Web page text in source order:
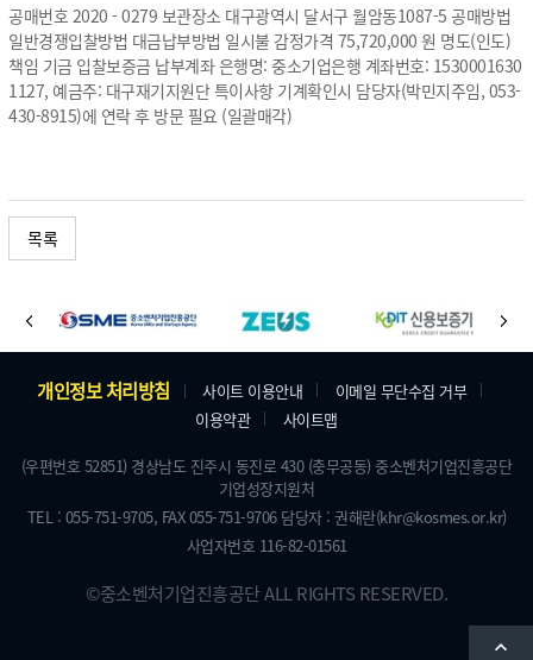
공매번호 2020 - 0279 보관장소 대구광역시 달서구 월암동1087-5 공매방법
일반경쟁입찰방법 대금납부방법 일시불 감정가격 75,720,000 원 명도(인도)
책임 기금 입찰보증금 납부계좌 은행명: 중소기업은행 계좌번호: 1530001630
1127, 예금주: 대구재기지원단 특이사항 기계확인시 담당자(박민지주임, 053-
430-8915)에 연락 후 방문 필요 (일괄매각)
목록
로 이
전
다
음
개인정보 처리방침 사이트 이용안내
이메일 무단수집 거부
이용약관
사이트맵
(우편번호 52851) 경상남도 진주시 동진로 430 (충무공동) 중소벤처기업진흥공단
기업성장지원처
TEL : 055-751-9705, FAX 055-751-9706 담당자 : 권해란(khr@kosmes.or.kr)
사업자번호 116-82-01561
©중소벤처기업진흥공단ALL RIGHTS RESERVED.